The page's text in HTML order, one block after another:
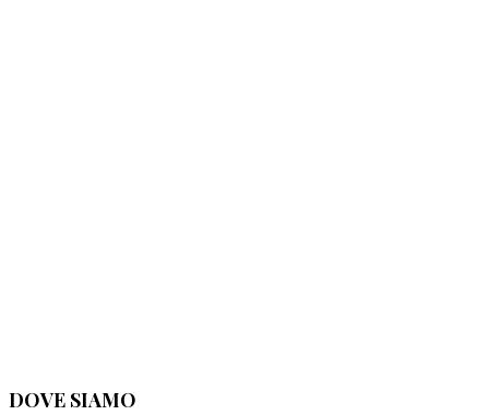
DOVE SIAMO